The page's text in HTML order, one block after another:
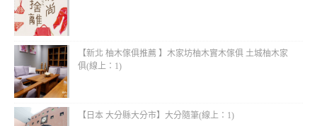
【新北 柚木傢俱推薦 】木家坊柚木實木傢俱 土城柚木家
俱(線上：1)
【日本 大分縣大分市】大分隨筆(線上：1)